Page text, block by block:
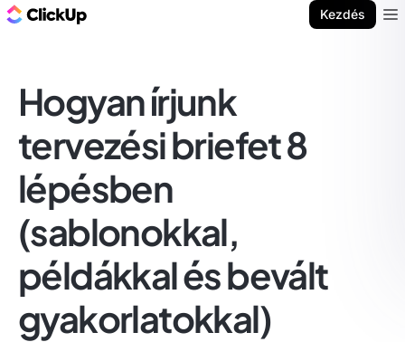
Kezdés
Hogyan írjunk
tervezési briefet 8
lépésben
(sablonokkal,
példákkal és bevált
gyakorlatokkal)